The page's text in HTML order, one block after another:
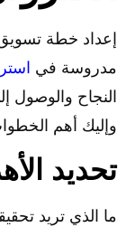
إعداد خطة
مدروسة في
النجاح والوصول
وإليك أهم
تحديد
ما الذي تريد